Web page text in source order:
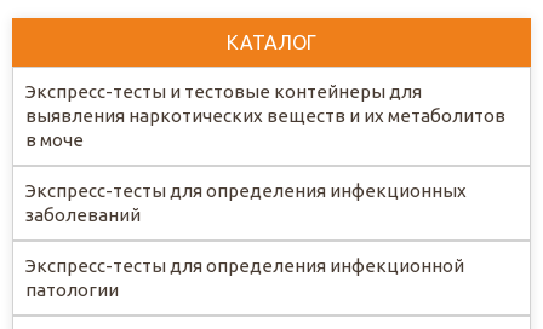
КАТАЛОГ
Экспресс-тесты и тестовые контейнеры для
выявления наркотических веществ и их метаболитов
в моче
Экспресс-тесты для определения инфекционных
заболеваний
Экспресс-тесты для определения инфекционной
патологии